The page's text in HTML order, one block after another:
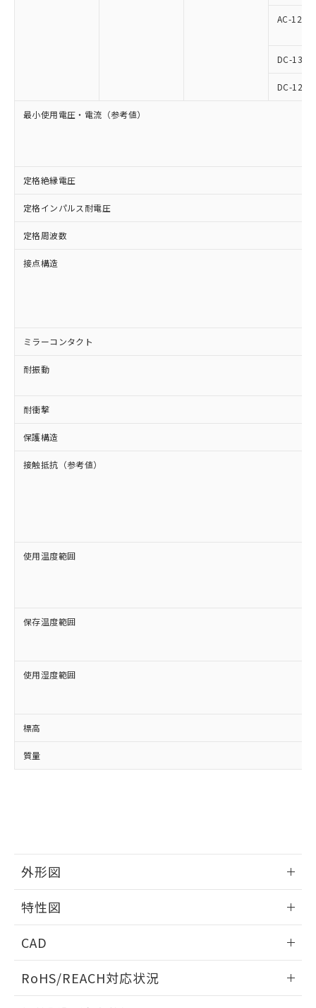
AC-12
DC-13
DC-12
最小使用電圧・電流（参考値）
定格絶縁電圧
定格インパルス耐電圧
定格周波数
接点構造
ミラーコンタクト
耐振動
耐衝撃
保護構造
接触抵抗（参考値）
使用温度範囲
保存温度範囲
使用湿度範囲
標高
質量
外形図
外形図
特性図
電気的耐久性曲線
CAD
ドすることができます。
RoHS/REACH対応状況